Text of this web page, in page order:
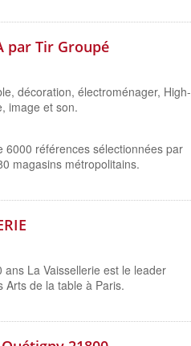
par Tir Groupé
décoration, électroménager, High-
image et son.
6000 références sélectionnées par
magasins métropolitains.
ans La Vaissellerie est le leader
Arts de la table à Paris.